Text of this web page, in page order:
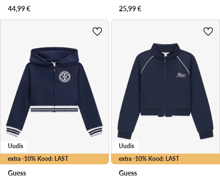
44,99€
25,99€
extra -10% Kood: LAST
Uudis
Guess
extra -10% Kood: LAST
Uudis
Guess